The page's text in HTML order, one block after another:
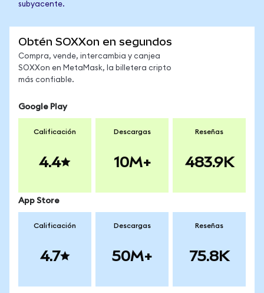
subyacente.
Obtén SOXXon en segundos
Compra, vende, intercambia y canjea
SOXXon en MetaMask, la billetera cripto
más confiable.
Google Play
Calificación
4.4
Descargas
10M+
Reseñas
483.9K
App Store
Calificación
4.7
Descargas
50M+
Reseñas
75.8K